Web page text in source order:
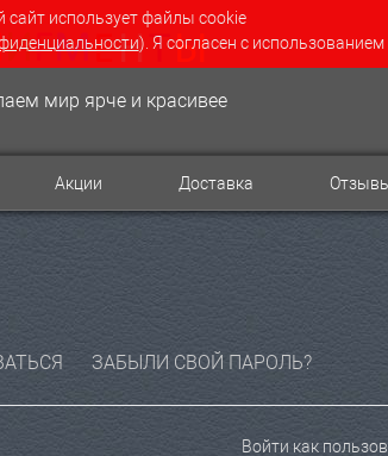
сайт использует файлы cookie
). Я согласен с
мир ярче и красивее
Акции Доставка
ЗАБЫЛИ СВОЙ ПАРОЛЬ?
Войти как